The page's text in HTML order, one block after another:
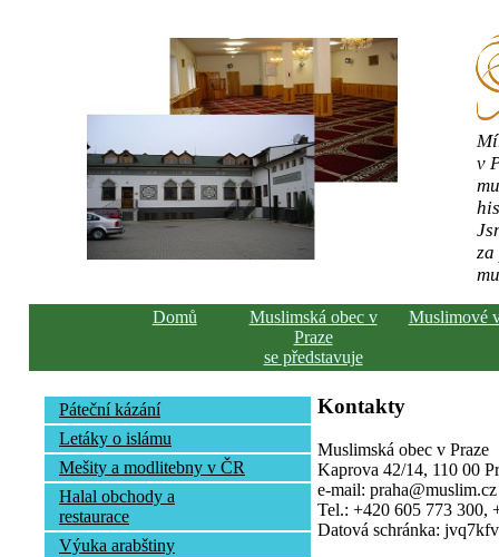
v
Domů
Muslimská obec v
Praze
se představuje
Muslimové
Páteční kázání
Letáky o islámu
Mešity a modlitebny v ČR
Halal obchody a
restaurace
Výuka arabštiny
Kontakty
Muslimská obec v Praze
Kaprova 42/14, 110 00
e-mail: praha@muslim.cz
Tel.: +420 605 773 300,
Datová schránka: jvq7kfv